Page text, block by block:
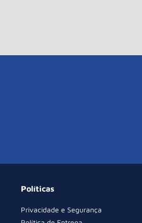
Políticas
Privacidade e Segurança